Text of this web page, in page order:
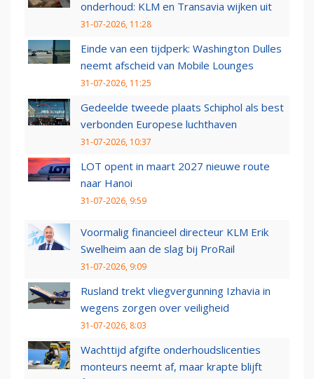
onderhoud: KLM en Transavia wijken uit
31-07-2026, 11:28
Einde van een tijdperk: Washington Dulles
neemt afscheid van Mobile Lounges
31-07-2026, 11:25
Gedeelde tweede plaats Schiphol als best
verbonden Europese luchthaven
31-07-2026, 10:37
LOT opent in maart 2027 nieuwe route
naar Hanoi
31-07-2026, 9:59
Voormalig financieel directeur KLM Erik
Swelheim aan de slag bij ProRail
31-07-2026, 9:09
Rusland trekt vliegvergunning Izhavia in
wegens zorgen over veiligheid
31-07-2026, 8:03
Wachttijd afgifte onderhoudslicenties
monteurs neemt af, maar krapte blijft